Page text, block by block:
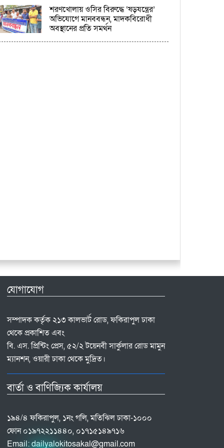
শরণখোলায় ওসির বিরুদ্ধে ‘ষড়যন্ত্রের’
অভিযোগে মানববন্ধন, মাদকবিরোধী
অবস্থানের প্রতি সমর্থন
যোগাযোগ
সম্পাদক কর্তৃক ২১৩ কালভার্ট রোড, ফকিরাপুল ঢাকা
থেকে প্রকাশিত এবং
বি. এস. প্রিন্টিং প্রেস, ৫২/২ টয়েনবী সার্কুলার রোড মামুন
ম্যানশন, ওয়ারী ঢাকা থেকে মুদ্রিত।
বার্তা ও বাণিজ্যিক কার্যালয়
১৯৪/৪ ফকিরাপুল, ১নং গলি, মতিঝিল ঢাকা-১০০০
ফোন ০১৯৭২২১১৪৪০, ০১৭১৫১৪৯৭১৬
Email:dailyalokitosakal@gmail.com